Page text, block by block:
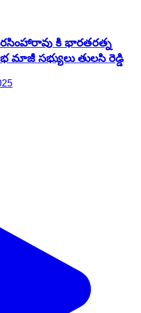
కి భారతరత్న
మాజీ సభ్యులు తులసి రెడ్డి